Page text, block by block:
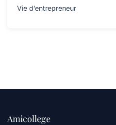
Vie d’entrepreneur
Amicollege